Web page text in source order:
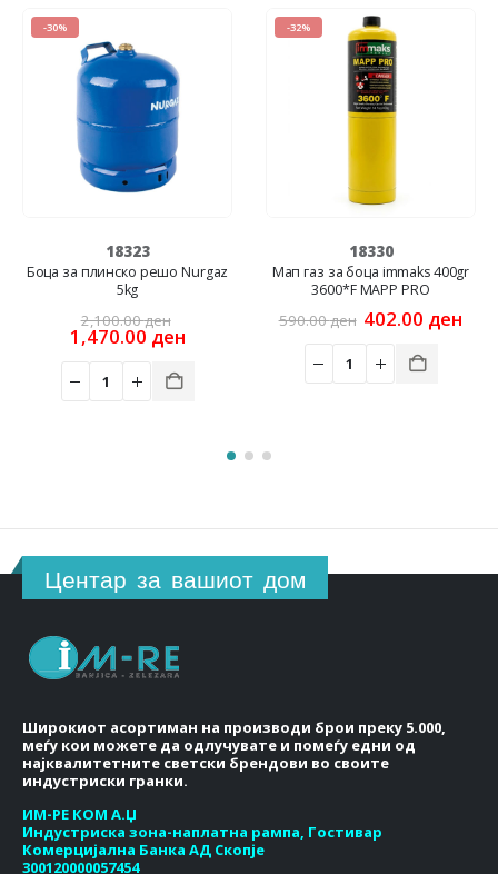
-30%
18323
Боца за плинско решо Nurgaz
5kg
2,100.00ден
price
2,100.00 ден.
1,470.00 денCurrent
-32%
18330
Мап газ за боца immaks 400gr
3600*F MAPP PRO
590.00ден Original
was:
590.00 ден.
402.00 ден
Центар за вашиот дом
Широкиот асортиман на производи брои преку 5.000,
меѓу кои можете да одлучувате и помеѓу едни од
најквалитетните светски брендови во своите
индустриски гранки.
ИМ-РЕ КОМ А.Џ
Индустриска зона-наплатна рампа, Гостивар
Комерцијална Банка АД Скопје
300120000057454